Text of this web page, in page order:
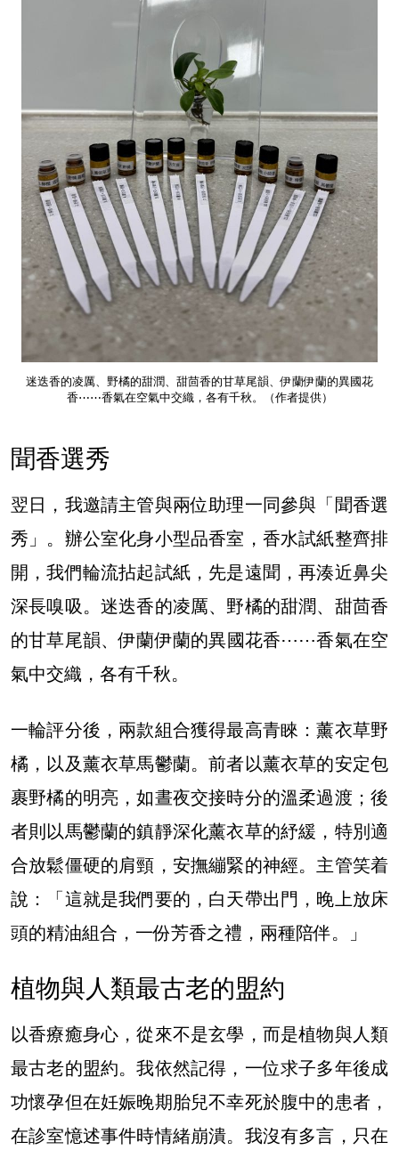
迷迭香的凌厲、野橘的甜潤、甜茴香的甘草尾韻、伊蘭伊蘭的異國花
香⋯⋯香氣在空氣中交織，各有千秋。（作者提供）
聞香選秀
翌日，我邀請主管與兩位助理一同參與「聞香選
秀」。辦公室化身小型品香室，香水試紙整齊排
開，我們輪流拈起試紙，先是遠聞，再湊近鼻尖
深長嗅吸。迷迭香的凌厲、野橘的甜潤、甜茴香
的甘草尾韻、伊蘭伊蘭的異國花香⋯⋯香氣在空
氣中交織，各有千秋。
一輪評分後，兩款組合獲得最高青睞：薰衣草野
橘，以及薰衣草馬鬱蘭。前者以薰衣草的安定包
裹野橘的明亮，如晝夜交接時分的溫柔過渡；後
者則以馬鬱蘭的鎮靜深化薰衣草的紓緩，特別適
合放鬆僵硬的肩頸，安撫繃緊的神經。主管笑着
說：「這就是我們要的，白天帶出門，晚上放床
頭的精油組合，一份芳香之禮，兩種陪伴。」
植物與人類最古老的盟約
以香療癒身心，從來不是玄學，而是植物與人類
最古老的盟約。我依然記得，一位求子多年後成
功懷孕但在妊娠晚期胎兒不幸死於腹中的患者，
在診室憶述事件時情緒崩潰。我沒有多言，只在